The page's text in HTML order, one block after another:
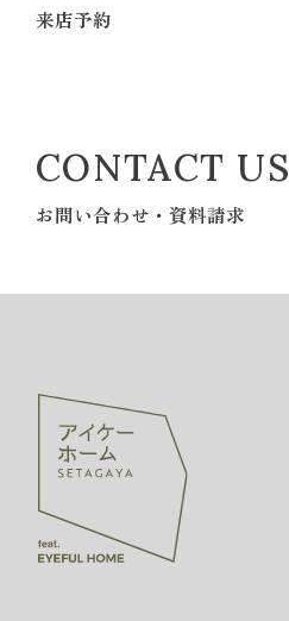
来店予約
CONTACT US
お問い合わせ・資料請求